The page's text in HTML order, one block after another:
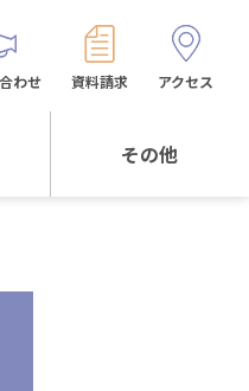
その他
わせ 資料請求 アクセス